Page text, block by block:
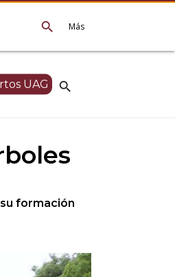
Más
search
search
UAG
formación